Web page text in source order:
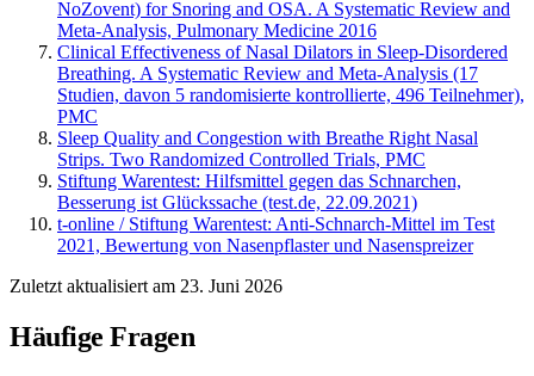
NoZovent) for Snoring and OSA. A Systematic Review and
Meta-Analysis, Pulmonary Medicine 2016
Clinical Effectiveness of Nasal Dilators in Sleep-Disordered
Breathing. A Systematic Review and Meta-Analysis (17
Studien, davon 5 randomisierte kontrollierte, 496 Teilnehmer),
PMC
Sleep Quality and Congestion with Breathe Right Nasal
Strips. Two Randomized Controlled Trials, PMC
Stiftung Warentest: Hilfsmittel gegen das Schnarchen,
Besserung ist Glückssache (test.de, 22.09.2021)
t-online / Stiftung Warentest: Anti-Schnarch-Mittel im Test
2021, Bewertung von Nasenpflaster und Nasenspreizer
Zuletzt aktualisiert am 23. Juni 2026
Häufige Fragen